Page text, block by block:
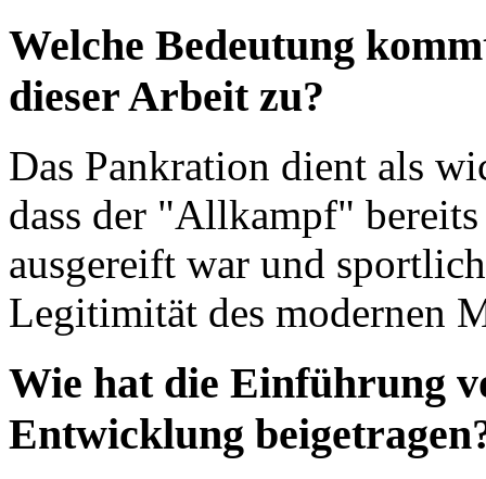
Welche Bedeutung
dieser Arbeit zu?
Das Pankration dient als
dass der "Allkampf"
ausgereift war und
Legitimität des modernen
Wie hat die Einführung
Entwicklung